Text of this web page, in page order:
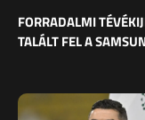
FORRADALMI
TALÁLT FEL A